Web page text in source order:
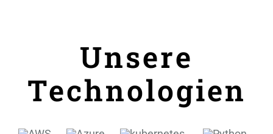
Unsere
Technologien